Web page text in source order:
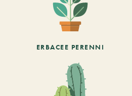
ERBACEE PERENNI